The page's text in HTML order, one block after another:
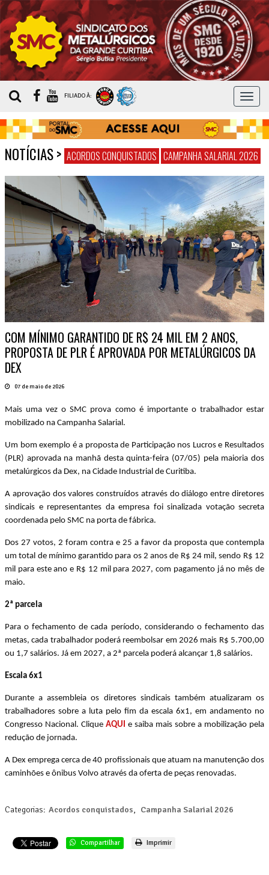
MENU
FILIADO À:
NOTÍCIAS> ACORDOS CONQUISTADOS CAMPANHA SALARIAL 2026
COM MÍNIMO GARANTIDO DE R$ 24 MIL EM 2 ANOS,
PROPOSTA DE PLR É APROVADA POR METALÚRGICOS DA
DEX
07 de maio de 2026
Mais uma vez o SMC prova como é importante o trabalhador estar
mobilizado na Campanha Salarial.
Um bom exemplo é a proposta de Participação nos Lucros e Resultados
(PLR) aprovada na manhã desta quinta-feira (07/05) pela maioria dos
metalúrgicos da Dex, na Cidade Industrial de Curitiba.
A aprovação dos valores construídos através do diálogo entre diretores
sindicais e representantes da empresa foi sinalizada votação secreta
coordenada pelo SMC na porta de fábrica.
Dos 27 votos, 2 foram contra e 25 a favor da proposta que contempla
um total de mínimo garantido para os 2 anos de R$ 24 mil, sendo R$ 12
mil para este ano e R$ 12 mil para 2027, com pagamento já no mês de
maio.
2ª parcela
Para o fechamento de cada período, considerando o fechamento das
metas, cada trabalhador poderá reembolsar em 2026 mais R$ 5.700,00
ou 1,7 salários. Já em 2027, a 2ª parcela poderá alcançar 1,8 salários.
Escala 6x1
Durante a assembleia os diretores sindicais também atualizaram os
trabalhadores sobre a luta pelo fim da escala 6x1, em andamento no
Congresso Nacional. Clique AQUI e saiba mais sobre a mobilização pela
redução de jornada.
A Dex emprega cerca de 40 profissionais que atuam na manutenção dos
caminhões e ônibus Volvo através da oferta de peças renovadas.
Categorias: Acordos conquistados, Campanha Salarial 2026
Compartilhar Imprimir